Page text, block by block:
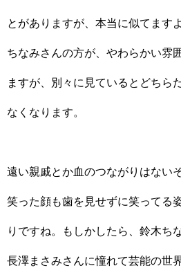
とがありますが、本当に似てます
ちなみさんの方が、やわらかい雰
ますが、別々に見ているとどちら
なくなります。
遠い親戚とか血のつながりはない
笑った顔も歯を見せずに笑ってる
りですね。もしかしたら、鈴木ち
長澤まさみさんに憧れて芸能の世